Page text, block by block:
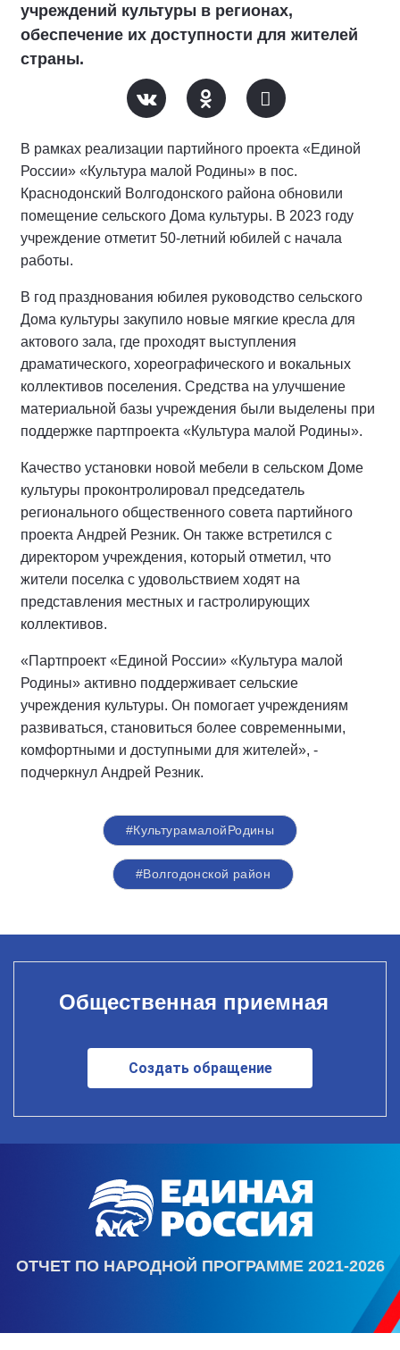
учреждений культуры в регионах,
обеспечение их доступности для жителей
страны.
В рамках реализации партийного проекта «Единой
России» «Культура малой Родины» в пос.
Краснодонский Волгодонского района обновили
помещение сельского Дома культуры. В 2023 году
учреждение отметит 50-летний юбилей с начала
работы.
В год празднования юбилея руководство сельского
Дома культуры закупило новые мягкие кресла для
актового зала, где проходят выступления
драматического, хореографического и вокальных
коллективов поселения. Средства на улучшение
материальной базы учреждения были выделены при
поддержке партпроекта «Культура малой Родины».
Качество установки новой мебели в сельском Доме
культуры проконтролировал председатель
регионального общественного совета партийного
проекта Андрей Резник. Он также встретился с
директором учреждения, который отметил, что
жители поселка с удовольствием ходят на
представления местных и гастролирующих
коллективов.
«Партпроект «Единой России» «Культура малой
Родины» активно поддерживает сельские
учреждения культуры. Он помогает учреждениям
развиваться, становиться более современными,
комфортными и доступными для жителей», -
подчеркнул Андрей Резник.
#КультурамалойРодины
#Волгодонской район
Общественная приемная
Создать обращение
ОТЧЕТ ПО НАРОДНОЙ ПРОГРАММЕ 2021-2026